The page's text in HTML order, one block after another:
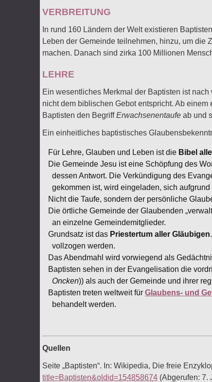
VERBREITUNG
In rund 160 Ländern der Welt existieren
Leben der Gemeinde teilnehmen, hinzu, um die
machen. Danach sind zirka 100 Millionen
LEHRE
Ein wesentliches Merkmal der Baptisten ist
nicht dem biblischen Gebot entspricht. Ab
Baptisten den BegriffErwachsenentaufe ab und
Ein einheitliches baptistisches
Für Lehre, Glauben und Leben ist die Bibel
Die Gemeinde Jesu ist eine Schöpfung des
dessen Antwort. Die Verkündigung des
gekommen ist, wird eingeladen, sich
Nicht die Taufe, sondern der persönliche
Die örtliche Gemeinde der Glaubenden
an einzelne Gemeindemitglieder.
Grundsatz ist das Priestertum aller Gläubigen
vollzogen werden.
Das Abendmahl wird vorwiegend als
Baptisten sehen in der Evangelisation die
Oncken)) als auch der Gemeinde und ihrer
Baptisten treten weltweit für Glaubens- und
behandelt werden.
Quellen
Seite „Baptisten“. In: Wikipedia, Die freie
title=Baptisten&oldid=154858674 (Abgerufen: 7.